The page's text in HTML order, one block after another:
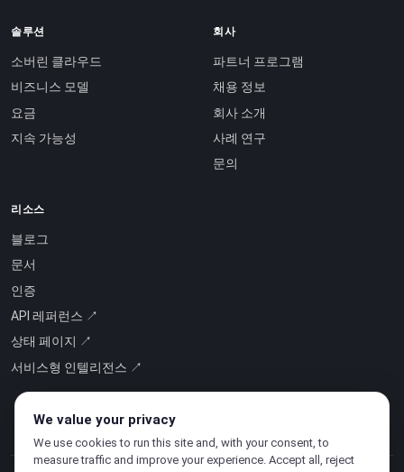
솔루션
소버린 클라우드
비즈니스 모델
요금
지속 가능성
회사
파트너 프로그램
채용 정보
회사 소개
사례 연구
문의
리소스
블로그
문서
인증
API 레퍼런스 ↗
상태 페이지 ↗
서비스형 인텔리전스 ↗
We value your privacy
We use cookies to run this site and, with your consent, to
measure traffic and improve your experience. Accept all, reject